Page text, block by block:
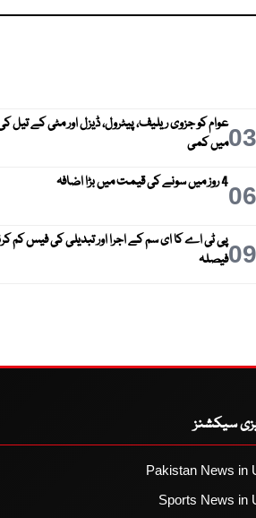
03عوام کو جزوی ریلیف، پیٹرول، ڈیزل اور مٹی کے تیل
میں کمی
064 روز میں سونے کی قیمت میں بڑا اضافہ
09پی ٹی اے کا ای سم کے اجرا اور تبدیلی کی فیس کم
فیصلہ
سیکشنز
Pakistan News in
Sports News in